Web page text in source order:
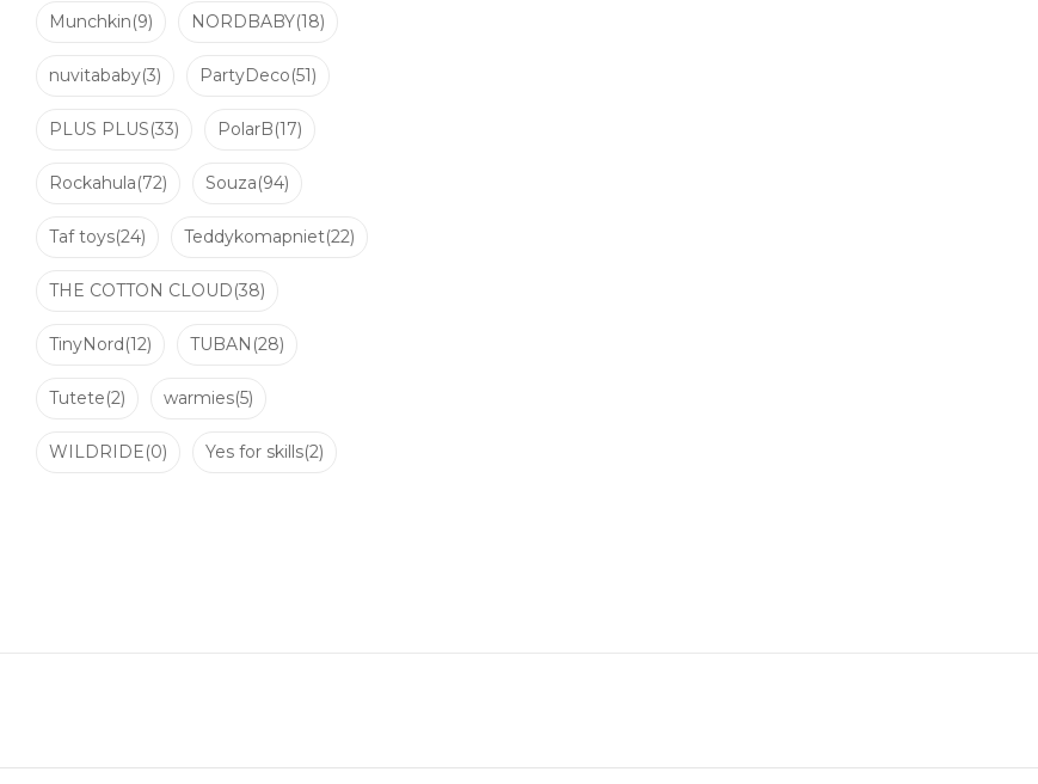
Munchkin(9) NORDBABY(18)
nuvitababy(3) PartyDeco(51)
PLUS PLUS(33) PolarB(17)
Rockahula(72) Souza(94)
Taf toys(24) Teddykomapniet(22)
THE COTTON CLOUD(38)
TinyNord(12) TUBAN (28)
Tutete(2) warmies(5)
WILDRIDE(0) Yes for skills(2)